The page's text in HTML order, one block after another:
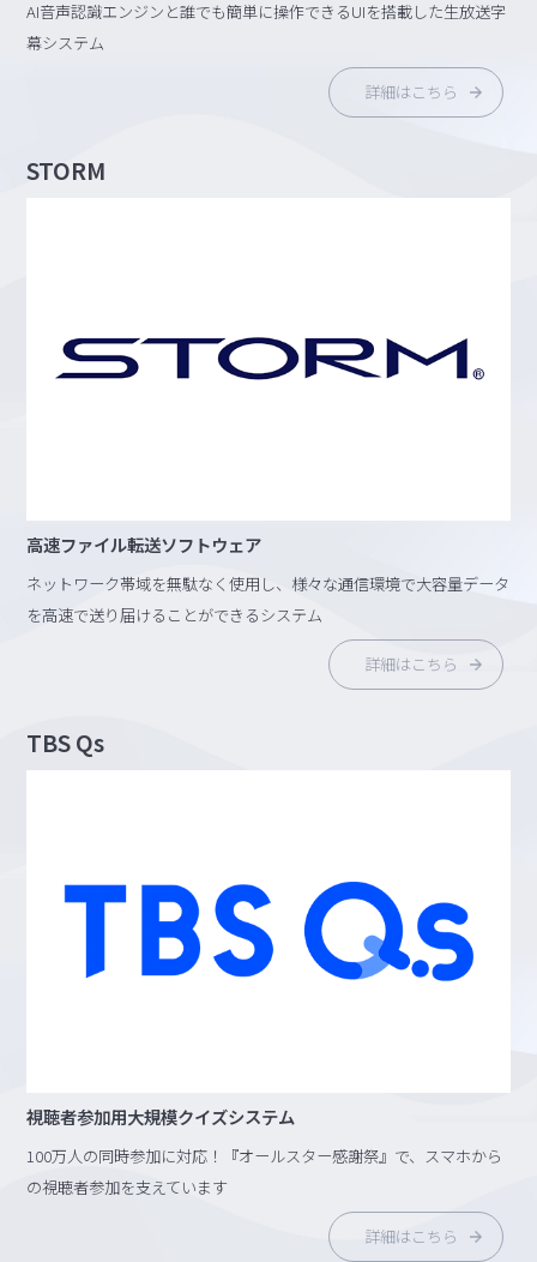
AI音声認識エンジンと誰でも簡単に操作できるUIを搭載した生放送字
幕システム
詳細はこちら
STORM
高速ファイル転送ソフトウェア
ネットワーク帯域を無駄なく使用し、様々な通信環境で大容量データ
を高速で送り届けることができるシステム
詳細はこちら
TBS Qs
視聴者参加用大規模クイズシステム
100万人の同時参加に対応！『オールスター感謝祭』で、スマホから
の視聴者参加を支えています
詳細はこちら